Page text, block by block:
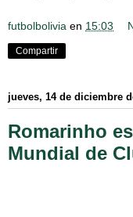
futbolbolivia en 15:03
Compartir
jueves, 14 de diciembre
Romarinho
Mundial de